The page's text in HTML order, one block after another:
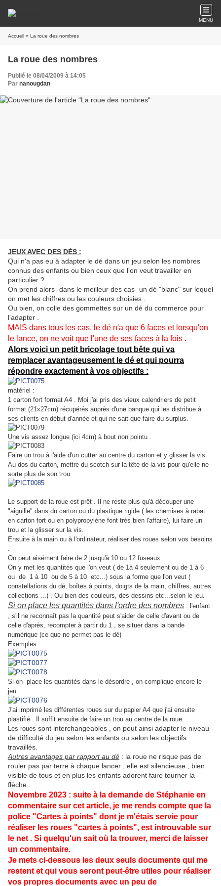
MENU
Accueil » La roue des nombres
La roue des nombres
Publié le 08/04/2009 à 14:05
Par nanougdan
JEUX AVEC DES DÉS :
Qui n'a pas eu à adapter le dé dans un jeu selon les nombres
connus des enfants ou bien ceux que l'on veut travailler en
particulier ?
On prend alors -dans le meilleur des cas- un dé "blanc" sur lequel
on met les chiffres ou les couleurs choisies .
Ou bien, on colle des gommettes sur un dé du commerce pour
l'adapter .
MAIS dans tous les cas, le dé n'a que 6 faces et lorsqu'on
le lance, on ne voit que l'une de ses faces à la fois .
Alors voici un petit bricolage tout bête qui va
remplacer avantageusement le dé et qui pourra
répondre exactement à vos objectifs :
matériel :
1 carton fort format A4 . Moi j'ai pris des vieux calendriers de petit
format (21x27cm) récupérés auprès d'une banque qui les distribue à
ses clients en début d'année et qui ne sait que faire du surplus.
Une vis assez longue (ici 4cm) à bout non pointu .
Faire un trou à l'aide d'un cutter au centre du carton et y glisser la vis.
Au dos du carton, mettre du scotch sur la tête de la vis pour qu'elle ne
sorte plus de son trou.
Le support de la roue est prêt . Il ne reste plus qu'à découper une
"aiguille" dans du carton ou du plastique rigide ( les chemises à rabat
en carton fort ou en polypropylène font très bien l'affaire), lui faire un
trou et la glisser sur la vis.
Ensuite à la main ou à l'ordinateur, réaliser des roues selon vos besoins
.
On peut aisément faire de 2 jusqu'à 10 ou 12 fuseaux .
On y met les quantités que l'on veut ( de 1à 4 seulement ou de 1 à 6
ou de 1 à 10 ou de 5 à 10 etc...) sous la forme que l'on veut (
constellations du dé, boîtes à points, doigts de la main, chiffres, autres
collections ...) . Ou bien des couleurs, des dessins etc...selon le jeu.
Si on place les quantités dans l'ordre des nombres : l'enfant
, s'il ne reconnaît pas la quantité peut s'aider de celle d'avant ou de
celle d'après, recompter à partir du 1 , se situer dans la bande
numérique (ce que ne permet pas le dé)
Exemples :
Si on place les quantités dans le désordre , on complique encore le
jeu.
J'ai imprimé les différentes roues sur du papier A4 que j'ai ensuite
plastifié . Il suffit ensuite de faire un trou au centre de la roue.
Les roues sont interchangeables , on peut ainsi adapter le niveau
de difficulté du jeu selon les enfants ou selon les objectifs
travaillés.
Autres avantages par rapport au dé : la roue ne risque pas de
rouler pas par terre à chaque lancer , elle est silencieuse , bien
visible de tous et en plus les enfants adorent faire tourner la
flèche .
Novembre 2023 : suite à la demande de Stéphanie en
commentaire sur cet article, je me rends compte que la
police "Cartes à points" dont je m'étais servie pour
réaliser les roues "cartes à points", est introuvable sur
le net . Si quelqu'un sait où la trouver, merci de laisser
un commentaire.
Je mets ci-dessous les deux seuls documents qui me
restent et qui vous seront peut-être utiles pour réaliser
vos propres documents avec un peu de